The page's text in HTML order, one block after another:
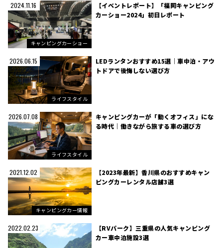
2024.11.16
キャンピングカーショー
【イベントレポート】「福岡キャンピング
カーショー2024」初日レポート
2026.06.15
ライフスタイル
LEDランタンおすすめ15選｜車中泊・アウ
トドアで後悔しない選び方
2026.07.08
ライフスタイル
キャンピングカーが「動くオフィス」にな
る時代｜働きながら旅する車の選び方
2021.12.02
キャンピングカー情報
【2023年最新】香川県のおすすめキャン
ピングカーレンタル店舗3選
2022.02.23
【RVパーク】三重県の人気キャンピング
カー車中泊施設3選